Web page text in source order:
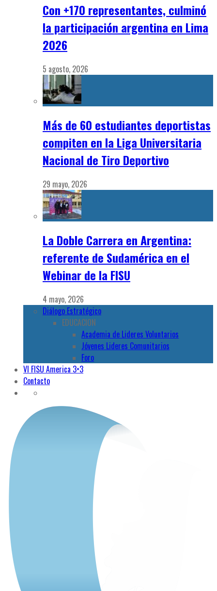
Con +170 representantes, culminó
la participación argentina en Lima
2026
5 agosto, 2026
Más de 60 estudiantes deportistas
compiten en la Liga Universitaria
Nacional de Tiro Deportivo
29 mayo, 2026
La Doble Carrera en Argentina:
referente de Sudamérica en el
Webinar de la FISU
4 mayo, 2026
Diálogo Estratégico
EDUCACION
Academia de Lideres Voluntarios
Jóvenes Lideres Comunitarios
Foro
VI FISU America 3×3
Contacto